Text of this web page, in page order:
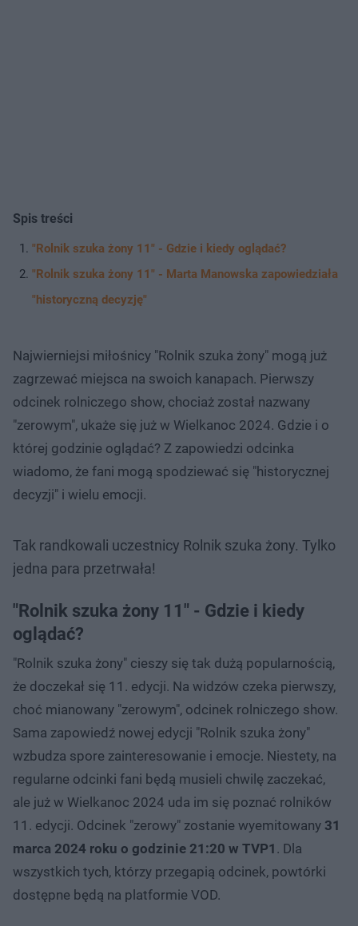
Spis treści
"Rolnik szuka żony 11" - Gdzie i kiedy oglądać?
"Rolnik szuka żony 11" - Marta Manowska zapowiedziała
"historyczną decyzję"
Najwierniejsi miłośnicy "Rolnik szuka żony" mogą już
zagrzewać miejsca na swoich kanapach. Pierwszy
odcinek rolniczego show, chociaż został nazwany
"zerowym", ukaże się już w Wielkanoc 2024. Gdzie i o
której godzinie oglądać? Z zapowiedzi odcinka
wiadomo, że fani mogą spodziewać się "historycznej
decyzji" i wielu emocji.
Tak randkowali uczestnicy Rolnik szuka żony. Tylko
jedna para przetrwała!
"Rolnik szuka żony 11" - Gdzie i kiedy
oglądać?
"Rolnik szuka żony" cieszy się tak dużą popularnością,
że doczekał się 11. edycji. Na widzów czeka pierwszy,
choć mianowany "zerowym", odcinek rolniczego show.
Sama zapowiedź nowej edycji "Rolnik szuka żony"
wzbudza spore zainteresowanie i emocje. Niestety, na
regularne odcinki fani będą musieli chwilę zaczekać,
ale już w Wielkanoc 2024 uda im się poznać rolników
11. edycji. Odcinek "zerowy" zostanie wyemitowany 31
marca 2024 roku o godzinie 21:20 w TVP1 . Dla
wszystkich tych, którzy przegapią odcinek, powtórki
dostępne będą na platformie VOD.